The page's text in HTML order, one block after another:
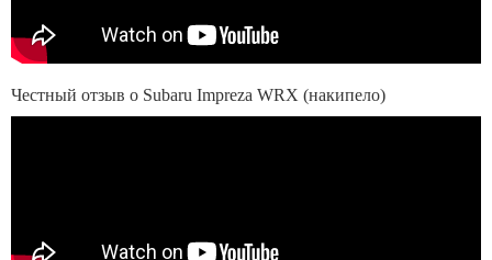
Честный отзыв о Subaru Impreza WRX (накипело)